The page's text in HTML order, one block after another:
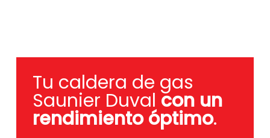
Tu caldera de gas
Saunier Duval con un
rendimiento óptimo.